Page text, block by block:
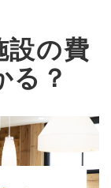
設の費
る？